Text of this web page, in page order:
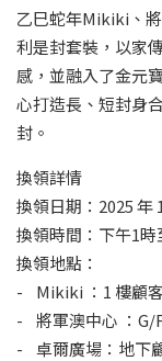
乙巳蛇年Mikiki、
利是封套裝，以家
感，並融入了金元
心打造長、短封身
封。
換領詳情
換領日期：2025 年
換領時間：下午1時
換領地點：
- Mikiki ：1 樓顧
- 將軍澳中心 ：G/
- 卓爾廣場：地下